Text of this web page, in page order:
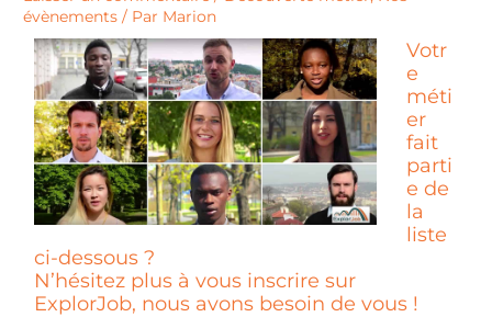
évènements / Par Marion
Votr
e
méti
er
fait
parti
e de
la
liste
ci-dessous ?
N’hésitez plus à vous inscrire sur
ExplorJob, nous avons besoin de vous !